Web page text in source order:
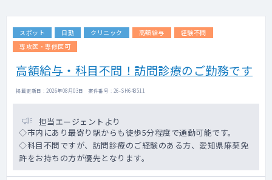
スポット 日勤 クリニック 高額給与
経験不問
専攻医・専修医可
高額給与・科目不問！訪問診療のご勤務です
掲載更新日 : 2026年08月03日 案件番号 : 26-SH648511
担当エージェントより
◇市内にあり最寄り駅からも徒歩5分程度で通勤可能です。
◇科目不問ですが、訪問診療のご経験のある方、愛知県麻薬免
許をお持ちの方が優先となります。